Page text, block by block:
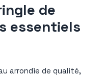
de
essentiels
arrondie de qualité,